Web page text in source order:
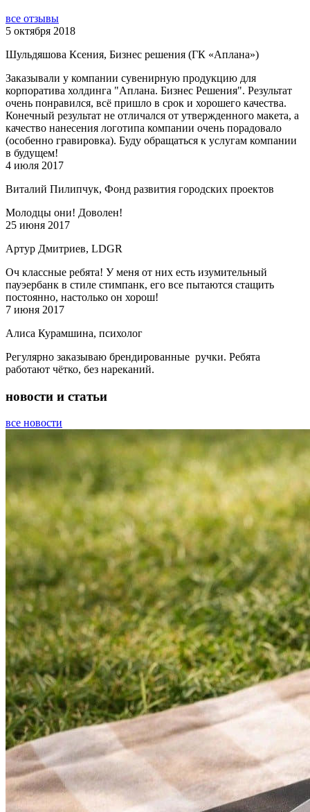
все отзывы
5 октября 2018
Шульдяшова Ксения, Бизнес решения (ГК «Аплана»)
Заказывали у компании сувенирную продукцию для
корпоратива холдинга "Аплана. Бизнес Решения". Результат
очень понравился, всё пришло в срок и хорошего качества.
Конечный результат не отличался от утвержденного макета, а
качество нанесения логотипа компании очень порадовало
(особенно гравировка). Буду обращаться к услугам компании
в будущем!
4 июля 2017
Виталий Пилипчук, Фонд развития городских проектов
Молодцы они! Доволен!
25 июня 2017
Артур Дмитриев, LDGR
Оч классные ребята! У меня от них есть изумительный
пауэербанк в стиле стимпанк, его все пытаются стащить
постоянно, настолько он хорош!
7 июня 2017
Алиса Курамшина, психолог
Регулярно заказываю брендированные ручки. Ребята
работают чётко, без нареканий.
новости и статьи
все новости